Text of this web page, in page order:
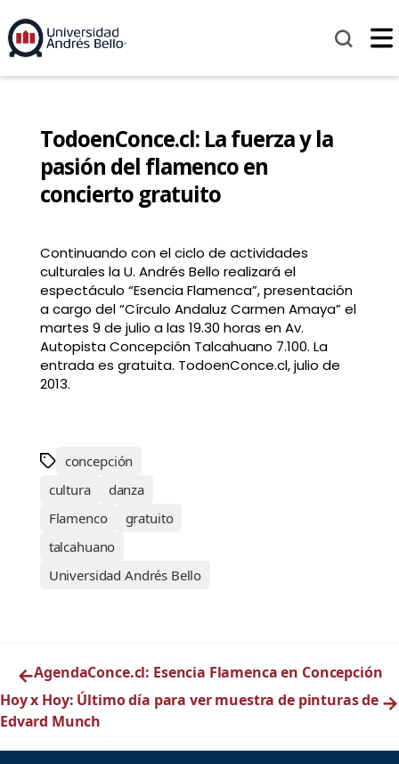
TodoenConce.cl: La fuerza y la
pasión del flamenco en
concierto gratuito
Continuando con el ciclo de actividades
culturales la U. Andrés Bello realizará el
espectáculo “Esencia Flamenca”, presentación
a cargo del “Círculo Andaluz Carmen Amaya” el
martes 9 de julio a las 19.30 horas en Av.
Autopista Concepción Talcahuano 7.100. La
entrada es gratuita. TodoenConce.cl, julio de
2013.
concepción
cultura
danza
Flamenco
gratuito
talcahuano
Universidad Andrés Bello
←AgendaConce.cl: Esencia Flamenca en Concepción
Hoy x Hoy: Último día para ver muestra de pinturas de
Edvard Munch
→